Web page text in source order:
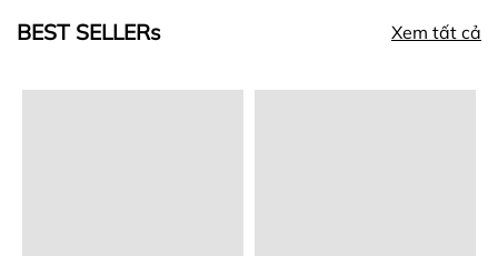
BEST SELLERs Xem tất cả